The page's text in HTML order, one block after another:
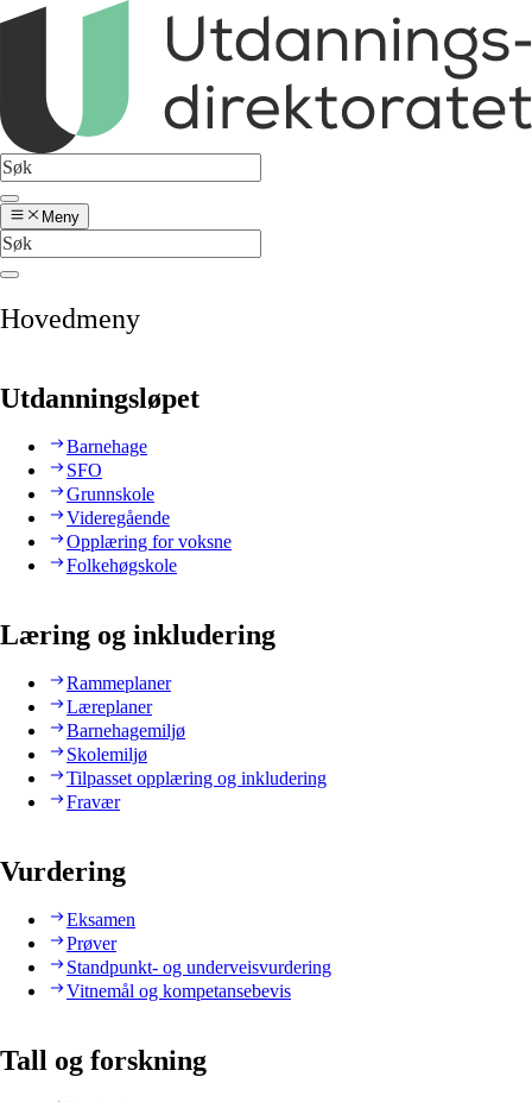
Meny
Hovedmeny
Utdanningsløpet
Barnehage
SFO
Grunnskole
Videregående
Opplæring for voksne
Folkehøgskole
Læring og inkludering
Rammeplaner
Læreplaner
Barnehagemiljø
Skolemiljø
Tilpasset opplæring og inkludering
Fravær
Vurdering
Eksamen
Prøver
Standpunkt- og underveisvurdering
Vitnemål og kompetansebevis
Tall og forskning